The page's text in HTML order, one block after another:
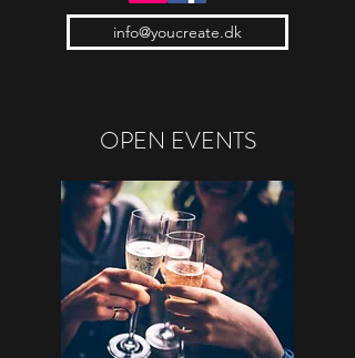
info@youcreate.dk
OPEN EVENTS